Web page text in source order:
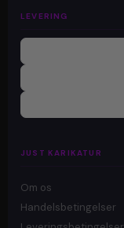
JUST KARIKATUR
Om os
Handelsbetingelser
LEVERING